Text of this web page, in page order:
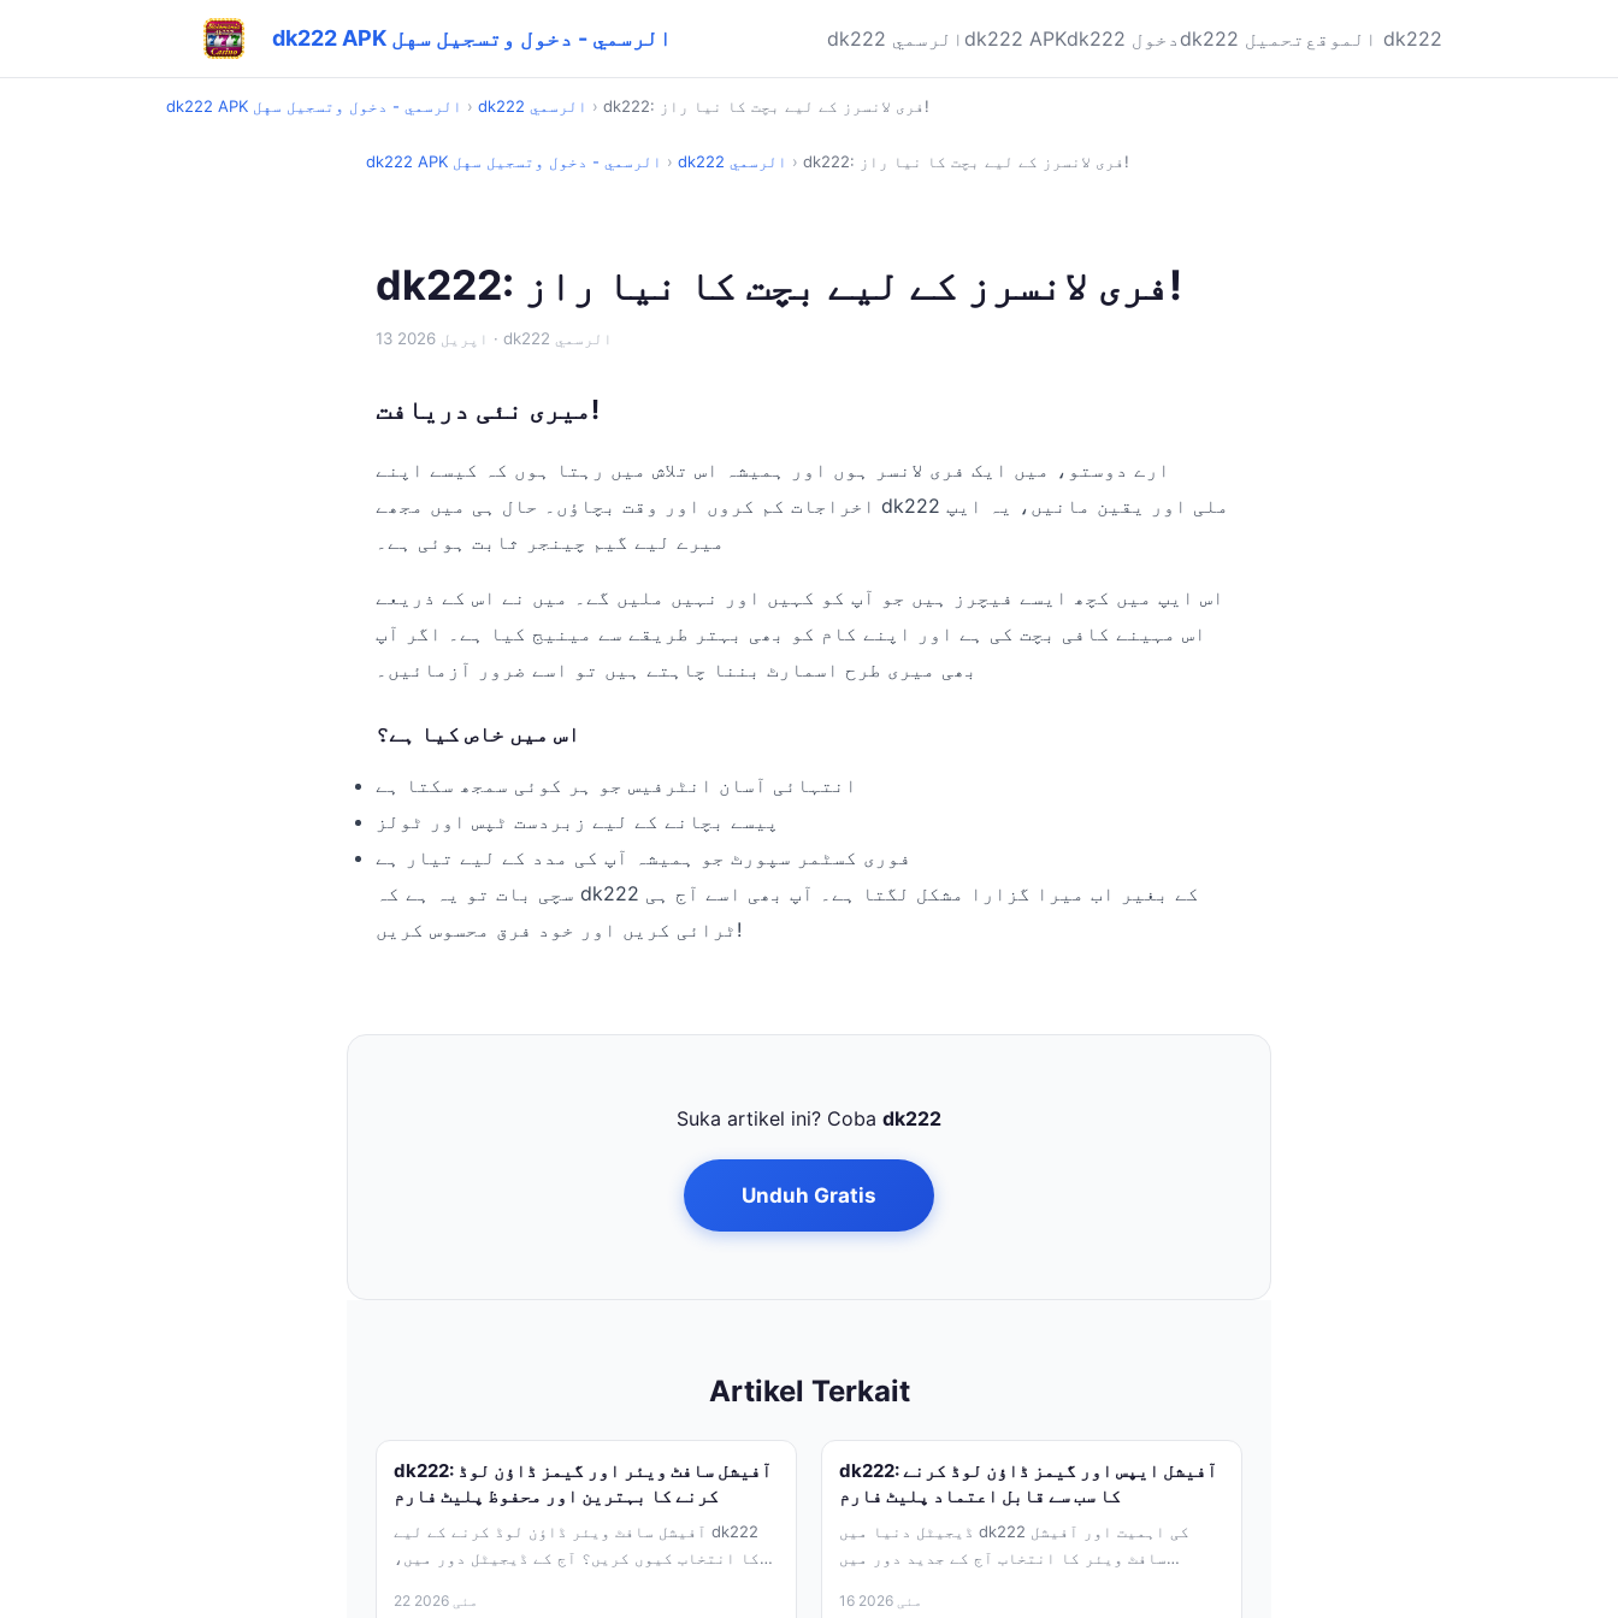
dk222 APK الرسمي - دخول وتسجيل سهل dk222 الرسمي dk222 APK dk222 دخول dk222 تحميل الموقع dk222
dk222 APK الرسمي - دخول وتسجيل سهل › dk222 الرسمي › dk222: فری لانسرز کے لیے بچت کا نیا راز!
dk222 APK الرسمي - دخول وتسجيل سهل › dk222 الرسمي › dk222: فری لانسرز کے لیے بچت کا نیا راز!
dk222: فری لانسرز کے لیے بچت کا نیا راز!
13 اپریل 2026 · dk222 الرسمي
میری نئی دریافت!
ارے دوستو، میں ایک فری لانسر ہوں اور ہمیشہ اس تلاش میں رہتا ہوں کہ کیسے اپنے
اخراجات کم کروں اور وقت بچاؤں۔ حال ہی میں مجھے dk222 ملی اور یقین مانیں، یہ ایپ
میرے لیے گیم چینجر ثابت ہوئی ہے۔
اس ایپ میں کچھ ایسے فیچرز ہیں جو آپ کو کہیں اور نہیں ملیں گے۔ میں نے اس کے ذریعے
اس مہینے کافی بچت کی ہے اور اپنے کام کو بھی بہتر طریقے سے مینیج کیا ہے۔ اگر آپ
بھی میری طرح اسمارٹ بننا چاہتے ہیں تو اسے ضرور آزمائیں۔
اس میں خاص کیا ہے؟
انتہائی آسان انٹرفیس جو ہر کوئی سمجھ سکتا ہے
پیسے بچانے کے لیے زبردست ٹپس اور ٹولز
فوری کسٹمر سپورٹ جو ہمیشہ آپ کی مدد کے لیے تیار ہے
سچی بات تو یہ ہے کہ dk222 کے بغیر اب میرا گزارا مشکل لگتا ہے۔ آپ بھی اسے آج ہی
ٹرائی کریں اور خود فرق محسوس کریں!
Suka artikel ini? Coba dk222
Unduh Gratis
Artikel Terkait
dk222: آفیشل سافٹ ویئر اور گیمز ڈاؤن لوڈ
کرنے کا بہترین اور محفوظ پلیٹ فارم
آفیشل سافٹ ویئر ڈاؤن لوڈ کرنے کے لیے dk222
کا انتخاب کیوں کریں؟ آج کے ڈیجیٹل دور میں،
22 مئی 2026
dk222: آفیشل ایپس اور گیمز ڈاؤن لوڈ کرنے
کا سب سے قابل اعتماد پلیٹ فارم
ڈیجیٹل دنیا میں dk222 کی اہمیت اور آفیشل
سافٹ ویئر کا انتخاب آج کے جدید دور میں
16 مئی 2026